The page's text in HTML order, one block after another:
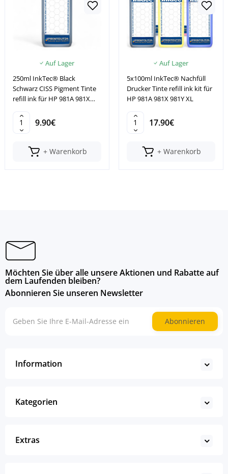
Auf Lager
250ml InkTec® Black
Schwarz CISS Pigment Tinte
refill ink für HP 981A 981X
9.90€
+ Warenkorb
Auf Lager
5x100ml InkTec® Nachfüll
Drucker Tinte refill ink kit für
HP 981A 981X 981Y XL
17.90€
+ Warenkorb
Möchten Sie über alle unsere Aktionen und Rabatte auf
dem Laufenden bleiben?
Abonnieren Sie unseren Newsletter
Abonnieren
Information
Kategorien
Extras